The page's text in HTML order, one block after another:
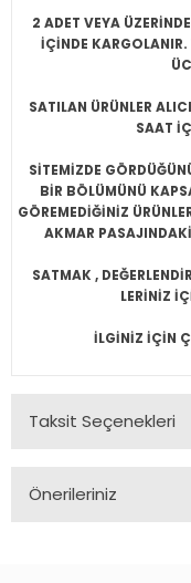
2 ADET VEYA
İÇİNDE
SATILAN ÜRÜNLER
SAAT
SİTEMİZDE
BİR BÖLÜMÜNÜ
GÖREMEDİĞİNİZ
AKMAR
SATMAK ,
LERİNİZ
İLGİNİZ İÇİN
Taksit Seçenekleri
Önerileriniz